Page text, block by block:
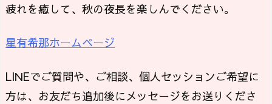
疲れを癒して、秋の夜長を楽しんでください。
星有希那ホームページ
LINEでご質問や、ご相談、個人セッションご希望に
方は、お友だち追加後にメッセージをお送りくださ